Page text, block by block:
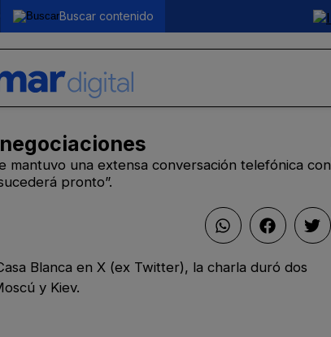
mantuvo una extensa conversación telefónica con
pronto”.
Blanca en X (ex Twitter), la charla duró dos
y Kiev.